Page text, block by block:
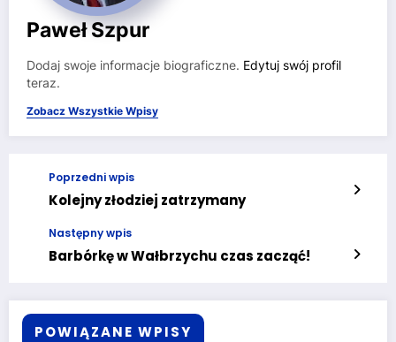
Paweł Szpur
Dodaj swoje informacje biograficzne. Edytuj swój profil
teraz.
Zobacz Wszystkie Wpisy
Poprzedni wpis
Kolejny złodziej zatrzymany
Następny wpis
Barbórkę w Wałbrzychu czas zacząć!
POWIĄZANE WPISY